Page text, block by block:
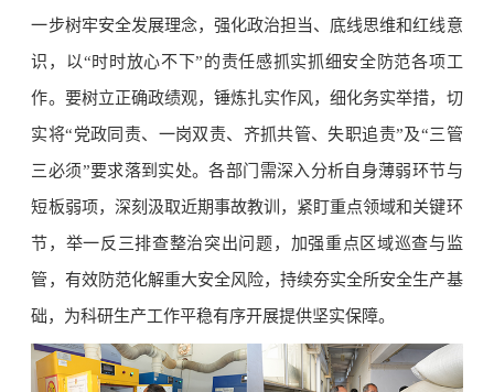
一步树牢安全发展理念，强化政治担当、底线思维和红线意
识，以“时时放心不下”的责任感抓实抓细安全防范各项工
作。要树立正确政绩观，锤炼扎实作风，细化务实举措，切
实将“党政同责、一岗双责、齐抓共管、失职追责”及“三管
三必须”要求落到实处。各部门需深入分析自身薄弱环节与
短板弱项，深刻汲取近期事故教训，紧盯重点领域和关键环
节，举一反三排查整治突出问题，加强重点区域巡查与监
管，有效防范化解重大安全风险，持续夯实全所安全生产基
础，为科研生产工作平稳有序开展提供坚实保障。